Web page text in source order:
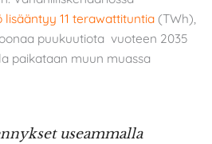
11 terawattituntia (TWh),
puukuutiota vuoteen 2035
paikataan muun muassa
useammalla